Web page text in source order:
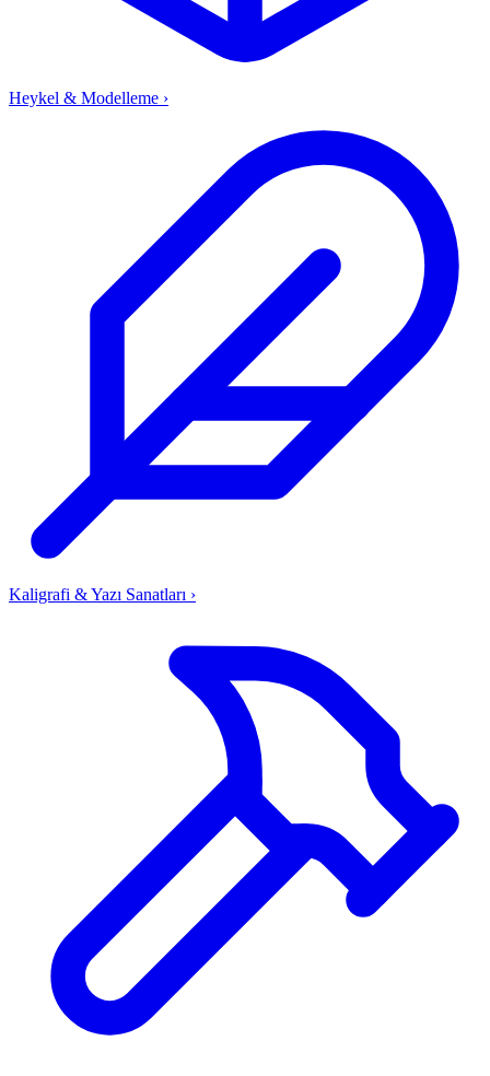
Heykel & Modelleme ›
Kaligrafi & Yazı Sanatları ›